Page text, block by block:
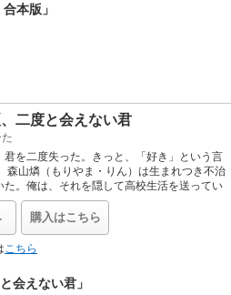
本版」
二度と会えない君
君を二度失った。きっと、「好き」という言
森山燐（もりやま・りん）は生まれつき不治
た。俺は、それを隠して高校生活を送ってい
ってしまっていた。高校最後の文化祭で、
やり、最高の時間を共に過ごし――そして、
に際の彼女に、好きだ、と――決して伝えて
言葉を、俺は放ってしまった。 取り乱す彼女
紙切れが届けられただけだった。あんな気持
よかった。俺みたいな奴が、燐と関わらな
購入はこちら
こちら
会えない君」